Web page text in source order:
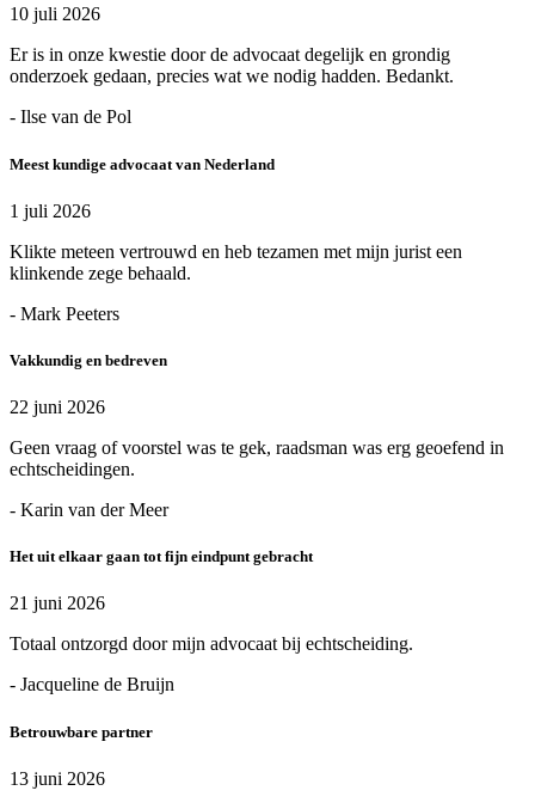
10 juli 2026
Er is in onze kwestie door de advocaat degelijk en grondig
onderzoek gedaan, precies wat we nodig hadden. Bedankt.
- Ilse van de Pol
Meest kundige advocaat van Nederland
1 juli 2026
Klikte meteen vertrouwd en heb tezamen met mijn jurist een
klinkende zege behaald.
- Mark Peeters
Vakkundig en bedreven
22 juni 2026
Geen vraag of voorstel was te gek, raadsman was erg geoefend in
echtscheidingen.
- Karin van der Meer
Het uit elkaar gaan tot fijn eindpunt gebracht
21 juni 2026
Totaal ontzorgd door mijn advocaat bij echtscheiding.
- Jacqueline de Bruijn
Betrouwbare partner
13 juni 2026